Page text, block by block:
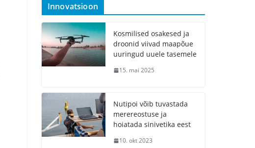
Innovatsioon
Kosmilised osakesed ja
droonid viivad maapõue
uuringud uuele tasemele
15. mai 2025
Nutipoi võib tuvastada
merereostuse ja
hoiatada sinivetika eest
10. okt 2023